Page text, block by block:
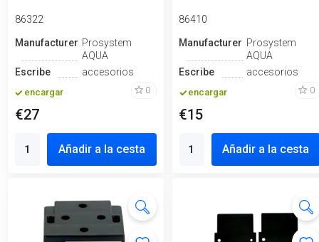
86322
ManufactureroProsystem
AQUA
Escribe
accesorios
encargar 0
€27
Añadir a la cesta
86410
ManufactureroProsystem
AQUA
Escribe
accesorios
encargar 0
€15
Añadir a la cesta